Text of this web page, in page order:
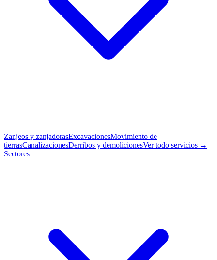
Zanjeos y zanjadorasExcavacionesMovimiento de
tierrasCanalizacionesDerribos y demolicionesVer todo servicios →
Sectores